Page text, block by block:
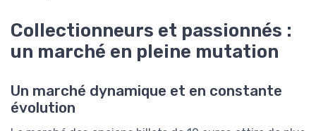
Collectionneurs et passionnés :
un marché en pleine mutation
Un marché dynamique et en constante
évolution